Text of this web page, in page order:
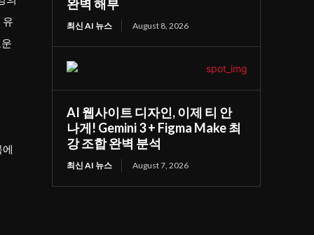
완벽 해부
최신 AI 뉴스 August 8, 2026
AI 웹사이트 디자인, 이제 티 안
나게! Gemini 3 + Figma Make 최
강 조합 완벽 분석
최신 AI 뉴스 August 7, 2026